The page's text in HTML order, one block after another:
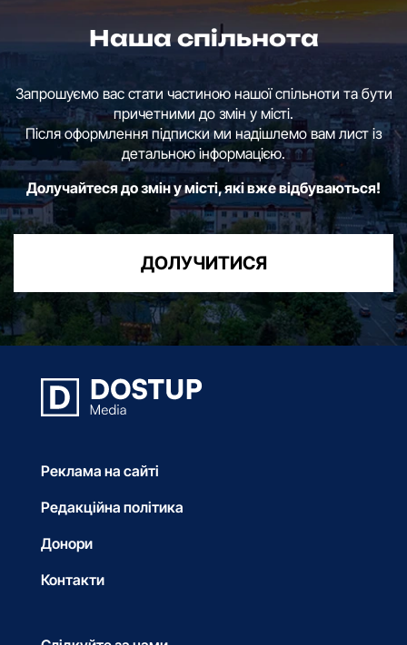
Наша спільнота
Запрошуємо вас стати частиною нашої спільноти та бути
причетними до змін у місті.
Після оформлення підписки ми надішлемо вам лист із
детальною інформацією.
Долучайтеся до змін у місті, які вже відбуваються!
ДОЛУЧИТИСЯ
Реклама на сайті
Редакційна політика
Донори
Контакти